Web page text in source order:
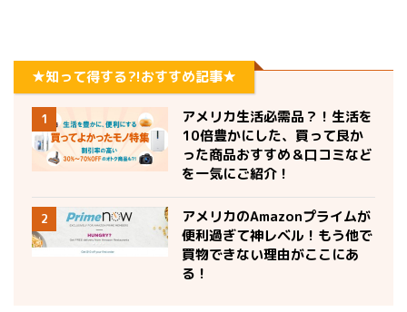
★知って得する?!おすすめ記事★
1
アメリカ生活必需品？！生活を
10倍豊かにした、買って良か
った商品おすすめ＆口コミなど
を一気にご紹介！
2
アメリカのAmazonプライムが
便利過ぎて神レベル！もう他で
買物できない理由がここにあ
る！